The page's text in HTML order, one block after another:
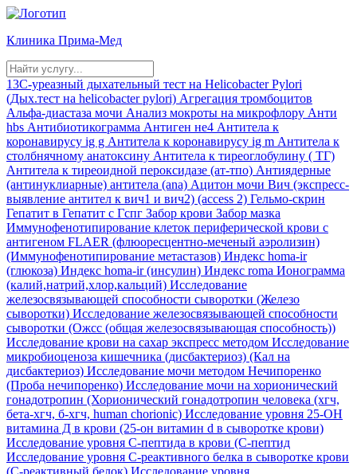
Клиника Прима-Мед
13С-уреазный дыхательный тест на Helicobacter Pylori
(Дых.тест на helicobacter pylori) Агрегация тромбоцитов
Альфа-диастаза мочи Анализ мокроты на микрофлору Анти
hbs Антибиотикограмма Антиген не4 Антитела к
коронавирусу ig g Антитела к коронавирусу ig m Антитела к
столбнячному анатоксину Антитела к тиреоглобулину ( ТГ)
Антитела к тиреоидной пероксидазе (ат-тпо) Антиядерные
(антинуклиарные) антитела (ana) Ацитон мочи Вич (экспресс-
выявление антител к вич1 и вич2) (access 2) Гельмо-скрин
Гепатит в Гепатит с Гспг Забор крови Забор мазка
Иммунофенотипирование клеток периферической крови с
антигеном FLAER (флюоресцентно-меченый аэролизин)
(Иммунофенотипирование метастазов) Индекс homa-ir
(глюкоза) Индекс homa-ir (инсулин) Индекс roma Ионограмма
(калий,натрий,хлор,кальций) Исследование
железосвязывающей способности сыворотки (Железо
сыворотки) Исследование железосвязывающей способности
сыворотки (Ожсс (общая железосвязывающая способность))
Исследование крови на сахар экспресс методом Исследование
микробиоценоза кишечника (дисбактериоз) (Кал на
дисбактериоз) Исследование мочи методом Нечипоренко
(Проба нечипоренко) Исследование мочи на хорионический
гонадотропин (Хорионический гонадотропин человека (хгч,
бета-хгч, б-хгч, human chorionic) Исследование уровня 25-OH
витамина Д в крови (25-он витамин d в сыворотке крови)
Исследование уровня C-пептида в крови (С-пептид
Исследование уровня C-реактивного белка в сыворотке крови
(С-реактивный белок) Исследование уровня